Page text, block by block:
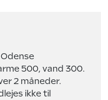
500, vand 300.
2 måneder.
ikke til